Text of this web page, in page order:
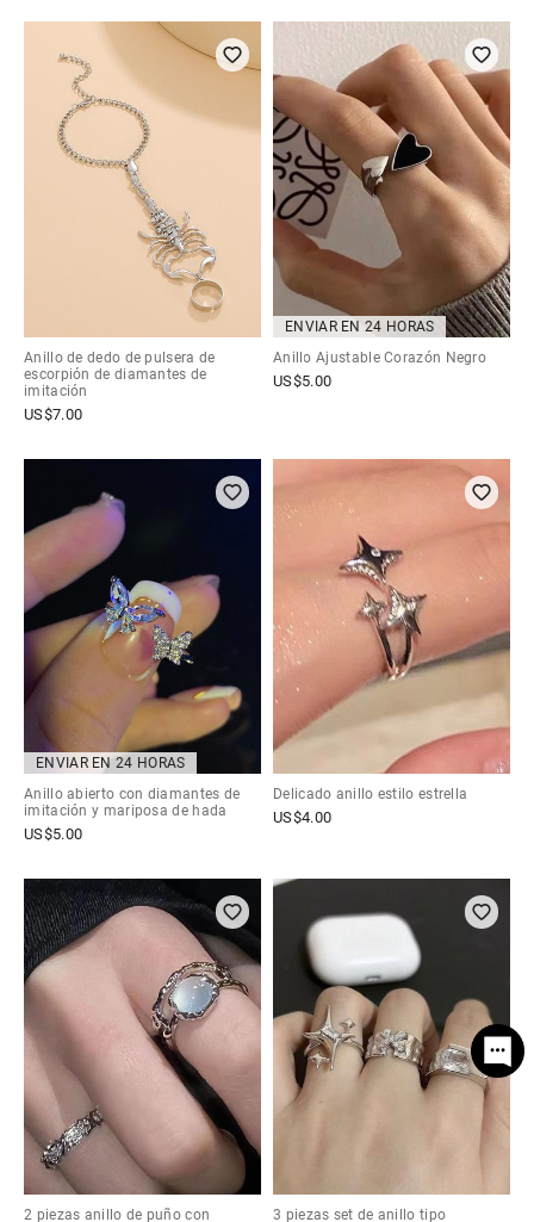
Anillo de dedo de pulsera de
escorpión de diamantes de
imitación
US$7.00
ENVIAR EN 24 HORAS
Anillo Ajustable Corazón Negro
US$5.00
ENVIAR EN 24 HORAS
Anillo abierto con diamantes de
imitación y mariposa de hada
US$5.00
Delicado anillo estilo estrella
US$4.00
2 piezas anillo de puño con 3 piezas set de anillo tipo